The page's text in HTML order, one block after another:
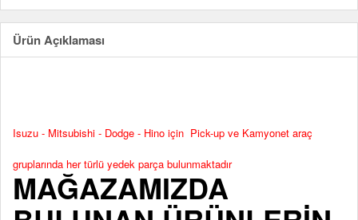
Ürün Açıklaması
Isuzu - Mitsubishi - Dodge - Hino için Pick-up ve Kamyonet araç
gruplarında her türlü yedek parça bulunmaktadır
MAĞAZAMIZDA